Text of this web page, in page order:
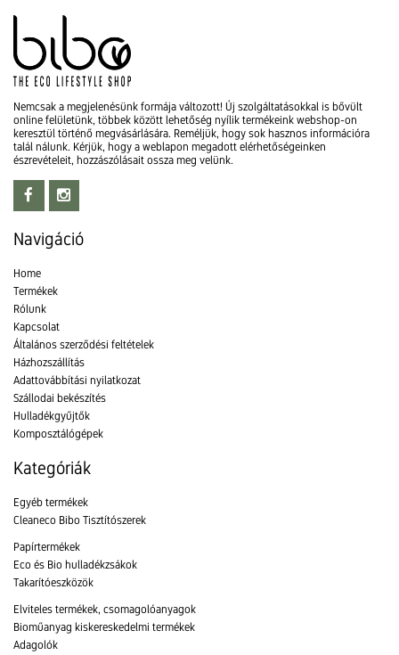
Nemcsak a megjelenésünk formája változott! Új szolgáltatásokkal is bővült
online felületünk, többek között lehetőség nyílik termékeink webshop-on
keresztül történő megvásárlására. Reméljük, hogy sok hasznos információra
talál nálunk. Kérjük, hogy a weblapon megadott elérhetőségeinken
észrevételeit, hozzászólásait ossza meg velünk.
Navigáció
Home
Termékek
Rólunk
Kapcsolat
Általános szerződési feltételek
Házhozszállítás
Adattovábbítási nyilatkozat
Szállodai bekészítés
Hulladékgyűjtők
Komposztálógépek
Kategóriák
Egyéb termékek
Cleaneco Bibo Tisztítószerek
Papírtermékek
Eco és Bio hulladékzsákok
Takarítóeszközök
Elviteles termékek, csomagolóanyagok
Bioműanyag kiskereskedelmi termékek
Adagolók